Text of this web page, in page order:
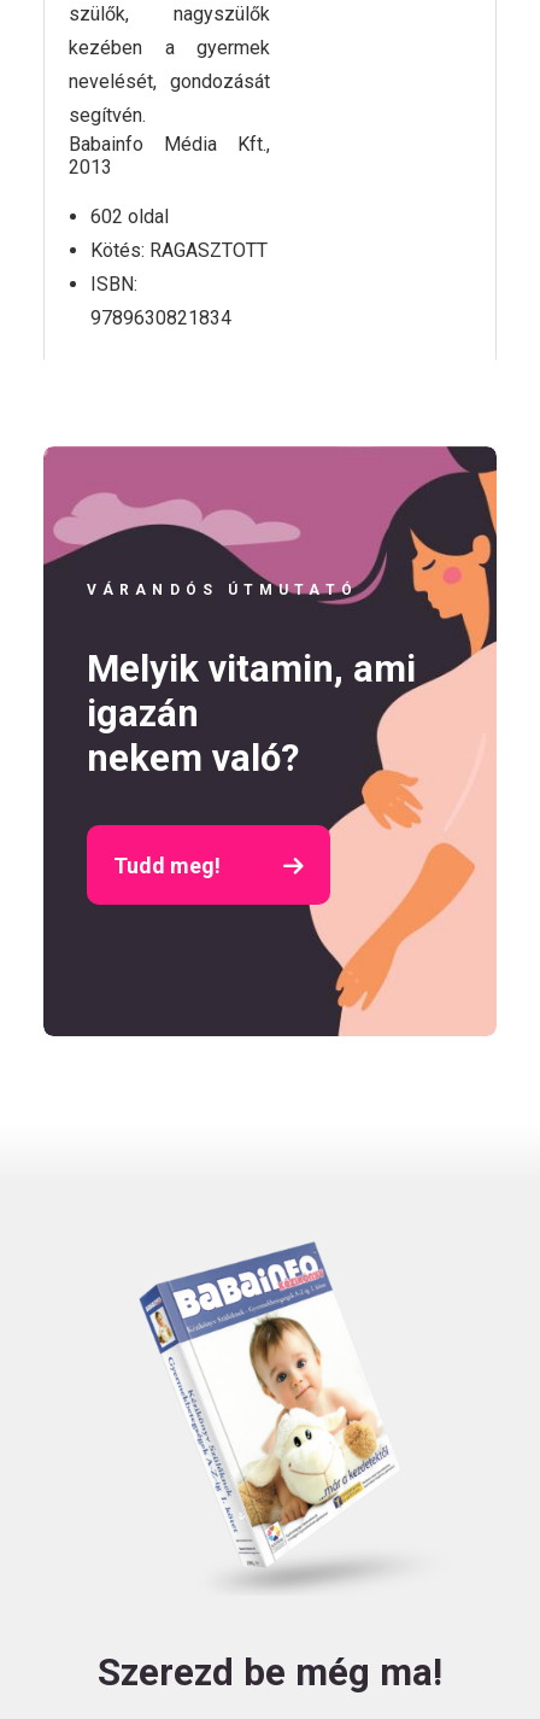
szülők, nagyszülők
kezében a gyermek
nevelését, gondozását
segítvén.
Babainfo Média Kft.,
2013
602 oldal
Kötés: RAGASZTOTT
ISBN:
9789630821834
VÁRANDÓS ÚTMUTATÓ
Melyik vitamin, ami
igazán
nekem való?
Tudd meg!
Szerezd be még ma!